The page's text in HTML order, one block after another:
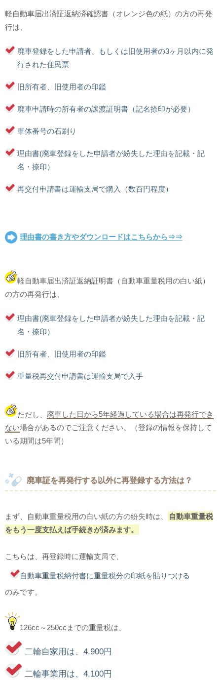
軽自動車届出済証返納済確認書（オレンジ色の紙）の方の再発
行は、
廃車登録をした申請者、もしくは旧使用者の3ヶ月以内に発
行された住民票
旧所有者、旧使用者の印鑑
廃車申請時の所有者の譲渡証明書（記名捺印が必要）
車体番号の石刷り
理由書(廃車登録をした申請者が紛失した理由を記載・記
名・捺印）
再交付申請書は運輸支局で購入（数百円程度）
理由書の書き方やダウンロードはこちらから⇒⇒
軽自動車届出済証返納証明書（自動車重量税用の白い紙）
の方の再発行は、
理由書(廃車登録をした申請者が紛失した理由を記載・記
名・捺印）
旧所有者、旧使用者の印鑑
重量税再交付申請書は運輸支局で入手
ただし、 廃車した日から5年経過している場合は再発行でき
ない場合があるのでご注意ください。（登録の情報を保持して
いる期間は5年間）
廃車証を再発行する以外に再登録する方法は？
まず、自動車重量税用の白い紙の方の紛失時は、
自動車重量税
をもう一度支払えば手続きが済みます。
こちらは、再登録時に運輸支局で、
自動車重量税納付書に重量税分の印紙を貼りつける
のみです。
126cc～250ccまでの重量税は、
二輪自家用は、4,900円
二輪事業用は、4,100円